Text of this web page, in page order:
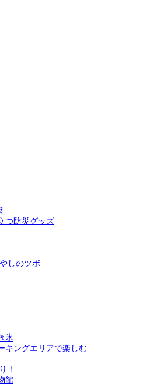
つ防災グッズ
しのツボ
氷
キングエリアで楽しむ
！
館